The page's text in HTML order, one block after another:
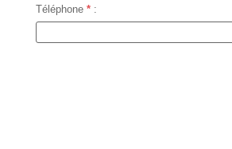
Téléphone* :